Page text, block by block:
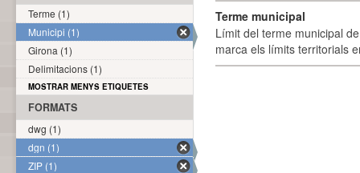
Terme municipal
Límit del terme municipal
marca els límits territorials
Terme (1)
Municipi (1)
Girona (1)
Delimitacions (1)
MOSTRAR MENYS ETIQUETES
FORMATS
dwg (1)
dgn (1)
ZIP (1)